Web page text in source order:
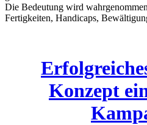
Die Bedeutung wird
Fertigkeiten, Handicaps,
Konzept